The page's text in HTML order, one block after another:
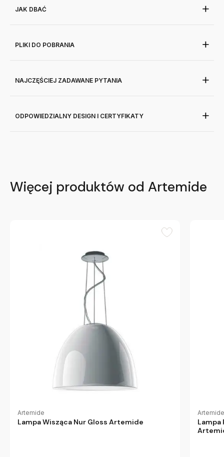
JAK DBAĆ
PLIKI DO POBRANIA
NAJCZĘŚCIEJ ZADAWANE PYTANIA
ODPOWIEDZIALNY DESIGN I CERTYFIKATY
Więcej produktów od Artemide
Artemide
Lampa Wisząca Nur Gloss Artemide
Artemide
Lampa